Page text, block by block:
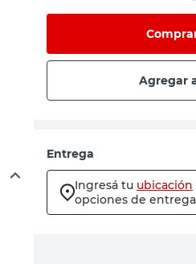
Agregar
Entrega
Ingresá tu ubicación
opciones de entrega